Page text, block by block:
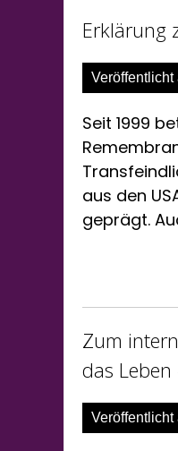
Erklärung
Veröffentlicht
Seit 1999
aus den
geprägt.
Zum
das Leben
Veröffentlicht